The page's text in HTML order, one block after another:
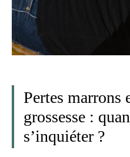
Pertes marrons
grossesse :
s’inquiéter ?